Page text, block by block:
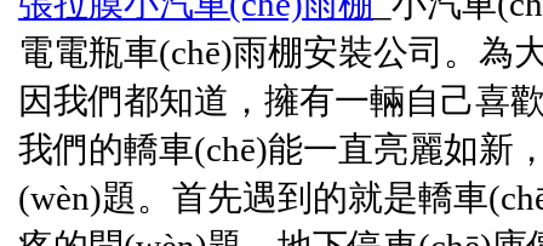
電電瓶車(chē)雨棚安裝公司。為
因我們都知道，擁有一輛自己
我們的轎車(chē)能一直亮麗如新
(wèn)題。首先遇到的就是轎車